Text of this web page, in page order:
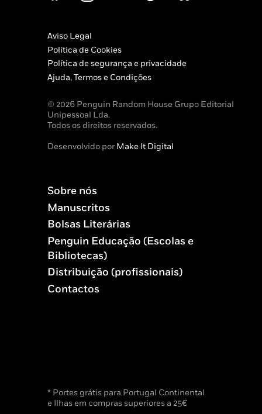
Aviso Legal
Política de Cookies
Política de segurança e privacidade
Ajuda, Termos e Condições
© 2026 Penguin Random House Grupo Editorial
Unipessoal Lda.
Todos os direitos reservados.
Desenvolvido porMake It Digital
Sobre nós
Manuscritos
Bolsas Literárias
Penguin Educação (Escolas e
Bibliotecas)
Distribuição (profissionais)
Contactos
* Portes grátis para Portugal Continental
e Ilhas em compras superiores a 25€